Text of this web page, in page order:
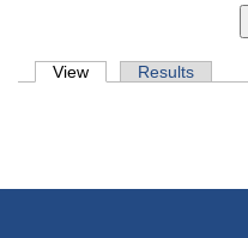
Primary tabs
View (active tab)
Results